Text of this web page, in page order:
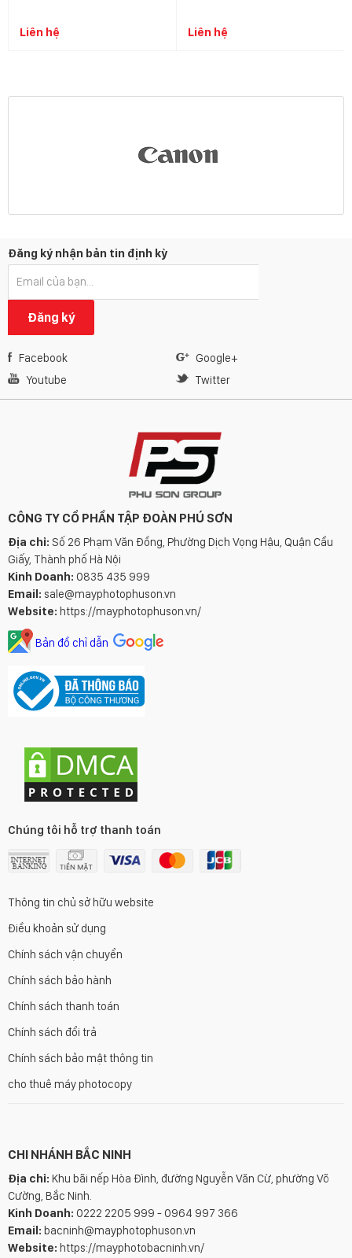
Liên hệ Liên hệ
Đăng ký nhận bản tin định kỳ
Đăng ký
Facebook
Google+
Youtube
Twitter
CÔNG TY CỔ PHẦN TẬP ĐOÀN PHÚ SƠN
Địa chỉ: Số 26 Phạm Văn Đồng, Phường Dịch Vọng Hậu, Quận Cầu
Giấy, Thành phố Hà Nội
Kinh Doanh: 0835 435 999
Email: sale@mayphotophuson.vn
Website: https://mayphotophuson.vn/
Bản đồ chỉ dẫn
Chúng tôi hỗ trợ thanh toán
Thông tin chủ sở hữu website
Điều khoản sử dụng
Chính sách vận chuyển
Chính sách bảo hành
Chính sách thanh toán
Chính sách đổi trả
Chính sách bảo mật thông tin
cho thuê máy photocopy
CHI NHÁNH BẮC NINH
Địa chỉ: Khu bãi nếp Hòa Đình, đường Nguyễn Văn Cừ, phường Võ
Cường, Bắc Ninh.
Kinh Doanh: 0222 2205 999 - 0964 997 366
Email: bacninh@mayphotophuson.vn
Website: https://mayphotobacninh.vn/